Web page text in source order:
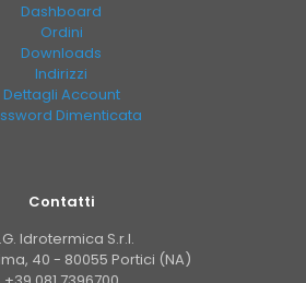
Dashboard
Ordini
Downloads
Indirizzi
Dettagli Account
Dimenticata
Contatti
Idrotermica S.r.l.
40 - 80055 Portici (NA)